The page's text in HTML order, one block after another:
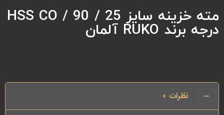
مته خزینه سایز 25 / HSS CO / 90
درجه برند RUKO آلمان
نظرات 0